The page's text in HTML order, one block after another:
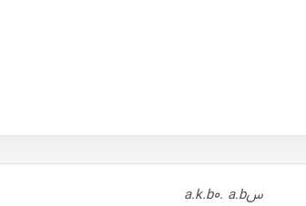
سa.k.b0. a.b